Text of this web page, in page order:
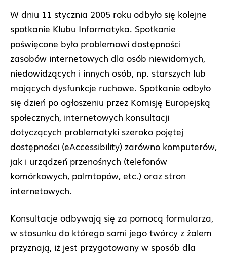
W dniu 11 stycznia 2005 roku odbyło się kolejne
spotkanie Klubu Informatyka. Spotkanie
poświęcone było problemowi dostępności
zasobów internetowych dla osób niewidomych,
niedowidzących i innych osób, np. starszych lub
mających dysfunkcje ruchowe. Spotkanie odbyło
się dzień po ogłoszeniu przez Komisję Europejską
społecznych, internetowych konsultacji
dotyczących problematyki szeroko pojętej
dostępności (eAccessibility) zarówno komputerów,
jak i urządzeń przenośnych (telefonów
komórkowych, palmtopów, etc.) oraz stron
internetowych.
Konsultacje odbywają się za pomocą formularza,
w stosunku do którego sami jego twórcy z żalem
przyznają, iż jest przygotowany w sposób dla